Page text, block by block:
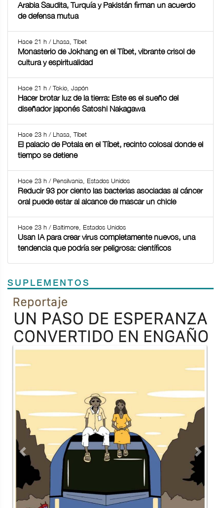
Arabia Saudita, Turquía y Pakistán firman un acuerdo
de defensa mutua
Hace 21 h / Lhasa, Tíbet
Monasterio de Jokhang en el Tíbet, vibrante crisol de
cultura y espiritualidad
Hace 21 h / Tokio, Japón
Hacer brotar luz de la tierra: Este es el sueño del
diseñador japonés Satoshi Nakagawa
Hace 23 h / Lhasa, Tíbet
El palacio de Potala en el Tíbet, recinto colosal donde el
tiempo se detiene
Hace 23 h / Pensilvania, Estados Unidos
Reducir 93 por ciento las bacterias asociadas al cáncer
oral puede estar al alcance de mascar un chicle
Hace 23 h / Baltimore, Estados Unidos
Usan IA para crear virus completamente nuevos, una
tendencia que podría ser peligrosa: científicos
SUPLEMENTOS
Previous
TODOS LOS SUPLEMENTOS
Contacto Directorio Aviso de privacidad
Copyright ©2026 Todos los derechos reservados | La Jornada